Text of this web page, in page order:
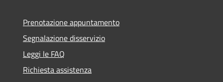
Prenotazione appuntamento
Segnalazione disservizio
Leggi le FAQ
Richiesta assistenza